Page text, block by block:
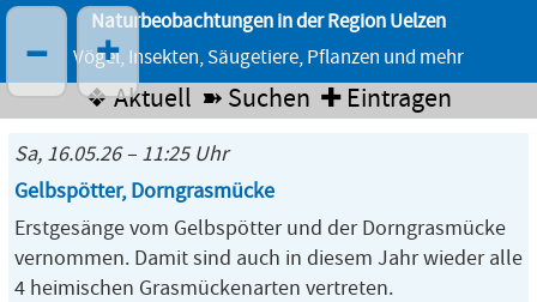
Naturbeobachtungen in der Region Uelzen
Vögel, Insekten, Säugetiere, Pflanzen und mehr
❖ Aktuell ➽ Suchen ✚ Eintragen
Sa, 16.05.26 – 11:25 Uhr
Gelbspötter, Dorngrasmücke
Erstgesänge vom Gelbspötter und der Dorngrasmücke
vernommen. Damit sind auch in diesem Jahr wieder alle
4 heimischen Grasmückenarten vertreten.
– +